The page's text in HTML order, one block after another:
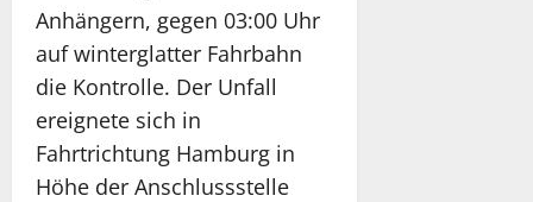
Anhängern, gegen 03:00 Uhr
auf winterglatter Fahrbahn
die Kontrolle. Der Unfall
ereignete sich in
Fahrtrichtung Hamburg in
Höhe der Anschlussstelle